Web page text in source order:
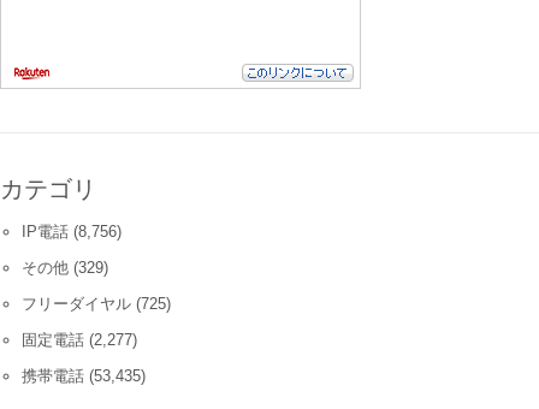
カテゴリ
IP電話 (8,756)
その他 (329)
フリーダイヤル (725)
固定電話 (2,277)
携帯電話 (53,435)